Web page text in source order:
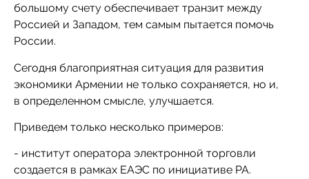
большому счету обеспечивает транзит между
Россией и Западом, тем самым пытается помочь
России.
Сегодня благоприятная ситуация для развития
экономики Армении не только сохраняется, но и,
в определенном смысле, улучшается.
Приведем только несколько примеров:
- институт оператора электронной торговли
создается в рамках ЕАЭС по инициативе РА.